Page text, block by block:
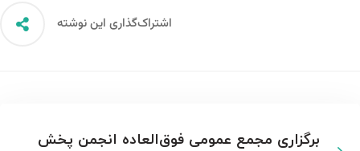
اشتراک‌گذاری این نوشته
برگزاری مجمع عمومی فوق‌العاده انجمن پخش